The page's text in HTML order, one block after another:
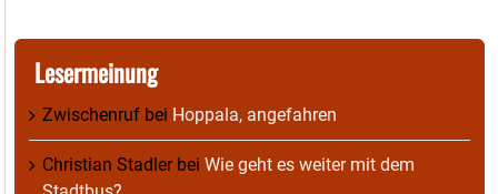
Lesermeinung
Zwischenruf bei Hoppala, angefahren
Christian Stadlerbei Wie geht es weiter mit dem